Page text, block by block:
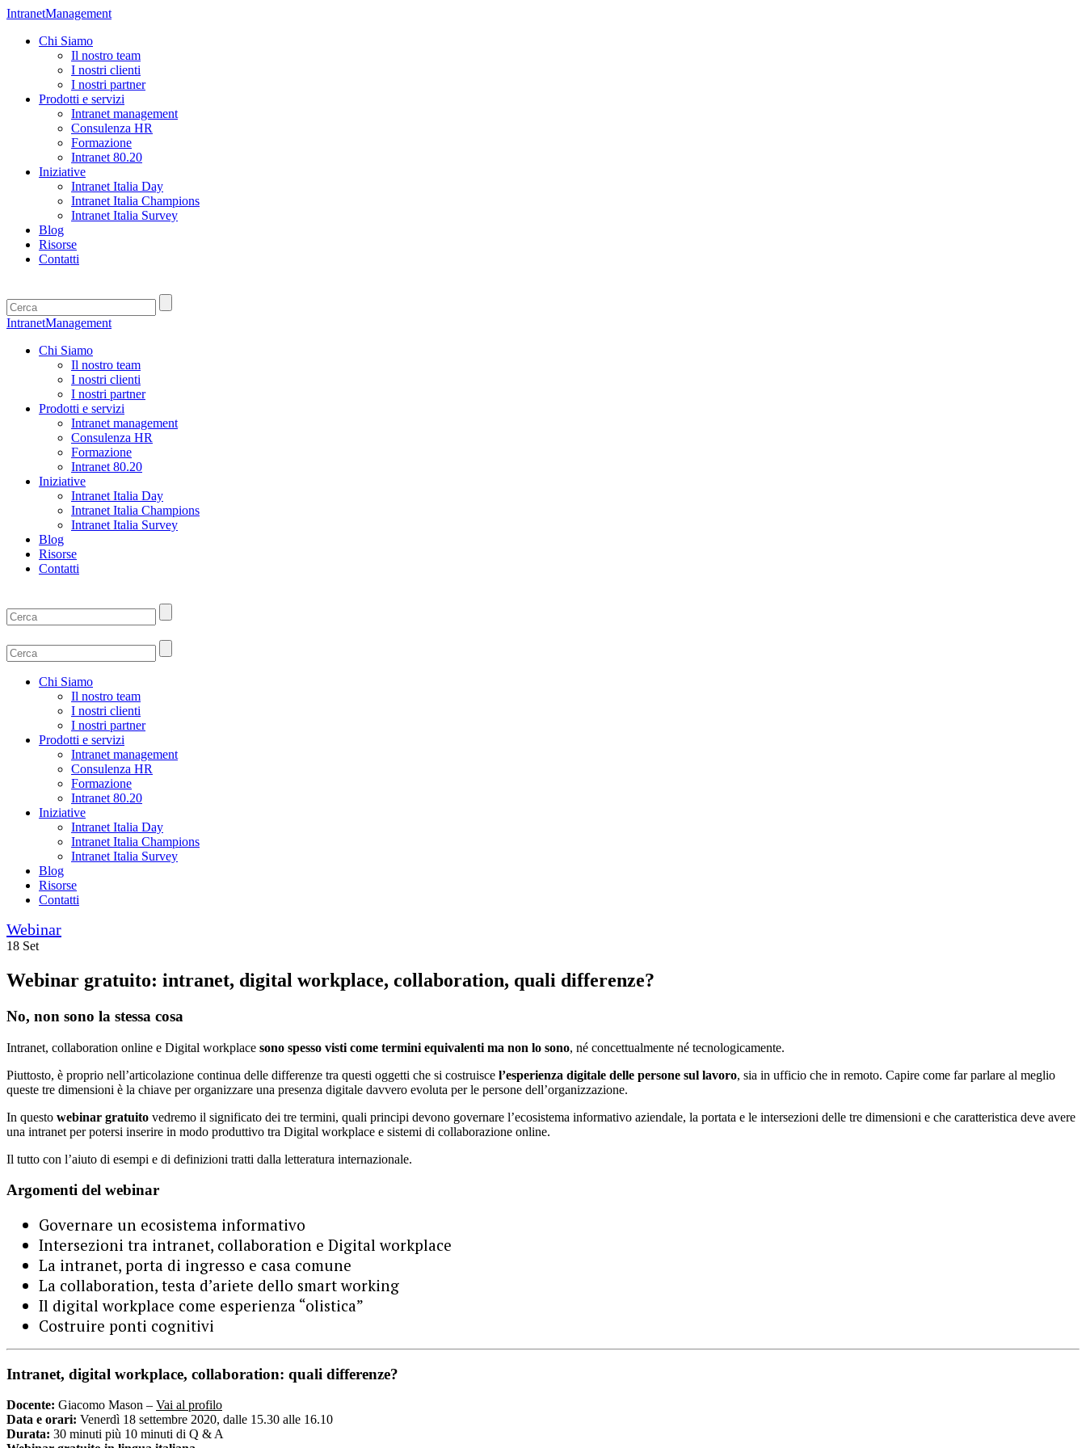
IntranetManagement
Chi Siamo
Il nostro team
I nostri clienti
I nostri partner
Prodotti e servizi
Intranet management
Consulenza HR
Formazione
Intranet 80.20
Iniziative
Intranet Italia Day
Intranet Italia Champions
Intranet Italia Survey
Blog
Risorse
Contatti
IntranetManagement
Chi Siamo
Il nostro team
I nostri clienti
I nostri partner
Prodotti e servizi
Intranet management
Consulenza HR
Formazione
Intranet 80.20
Iniziative
Intranet Italia Day
Intranet Italia Champions
Intranet Italia Survey
Blog
Risorse
Contatti
Chi Siamo
Il nostro team
I nostri clienti
I nostri partner
Prodotti e servizi
Intranet management
Consulenza HR
Formazione
Intranet 80.20
Iniziative
Intranet Italia Day
Intranet Italia Champions
Intranet Italia Survey
Blog
Risorse
Contatti
Webinar
18 Set
Webinar gratuito: intranet, digital workplace, collaboration, quali differenze?
No, non sono la stessa cosa
Intranet, collaboration online e Digital workplace sono spesso visti come termini equivalenti ma non lo sono, né concettualmente né tecnologicamente.
Piuttosto, è proprio nell’articolazione continua delle differenze tra questi oggetti che si costruisce l’esperienza digitale delle persone sul lavoro, sia in ufficio che in remoto. Capire come far parlare al meglio
queste tre dimensioni è la chiave per organizzare una presenza digitale davvero evoluta per le persone dell’organizzazione.
In questo webinar gratuito vedremo il significato dei tre termini, quali principi devono governare l’ecosistema informativo aziendale, la portata e le intersezioni delle tre dimensioni e che caratteristica deve avere
una intranet per potersi inserire in modo produttivo tra Digital workplace e sistemi di collaborazione online.
Il tutto con l’aiuto di esempi e di definizioni tratti dalla letteratura internazionale.
Argomenti del webinar
Governare un ecosistema informativo
Intersezioni tra intranet, collaboration e Digital workplace
La intranet, porta di ingresso e casa comune
La collaboration, testa d’ariete dello smart working
Il digital workplace come esperienza “olistica”
Costruire ponti cognitivi
Intranet, digital workplace, collaboration: quali differenze?
Docente: Giacomo Mason – Vai al profilo
Data e orari: Venerdì 18 settembre 2020, dalle 15.30 alle 16.10
Durata: 30 minuti più 10 minuti di Q & A